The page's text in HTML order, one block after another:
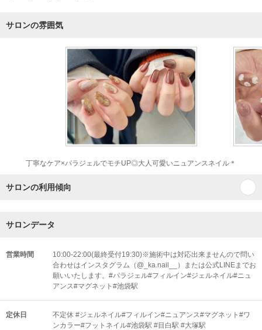
サロンの雰囲気
丁寧なケア×パラジェルでモチUP◎大人可愛いニュアンスネイル＊
サロンの利用傾向
サロンデータ
営業時間
10:00-22:00(最終受付19:30)※施術中は対応出来ませんので問い
合わせはインスタグラム（@_ka.nail__）または公式LINEまでお
願いいたします。#パラジェル#フィルイン#ジェルネイル#ニュ
アンス#マグネット#池袋駅
定休日
不定休 #ジェルネイル#フィルイン#ニュアンス#マグネット#ワ
ンカラー#フットネイル#池袋駅 #目白駅 #大塚駅